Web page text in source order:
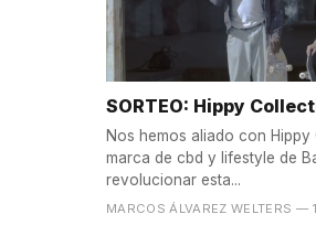
SORTEO: Hippy
Nos hemos aliado con
marca de cbd y lifestyle de
revolucionar esta...
MARCOS ÁLVAREZ WELTERS —